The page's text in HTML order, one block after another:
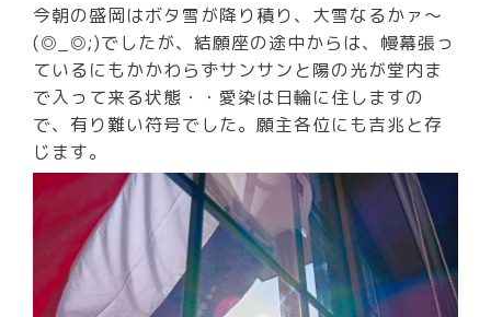
今朝の盛岡はボタ雪が降り積り、大雪なるかァ～
(◎_◎;)でしたが、結願座の途中からは、幔幕張っ
ているにもかかわらずサンサンと陽の光が堂内ま
で入って来る状態・・愛染は日輪に住しますの
で、有り難い符号でした。願主各位にも吉兆と存
じます。